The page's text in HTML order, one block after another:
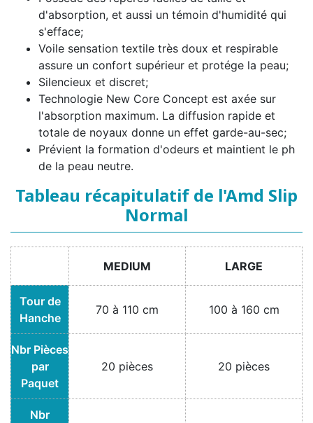
d'absorption, et aussi un témoin d'humidité qui
s'efface;
Voile sensation textile très doux et respirable
assure un confort supérieur et protége la peau;
Silencieux et discret;
Technologie New Core Concept est axée sur
l'absorption maximum. La diffusion rapide et
totale de noyaux donne un effet garde-au-sec;
Prévient la formation d'odeurs et maintient le ph
de la peau neutre.
Tableau récapitulatif de l'Amd Slip
Normal
MEDIUM LARGE
Tour de
Hanche
70 à 110 cm 100 à 160 cm
Nbr Pièces
par
Paquet
20 pièces 20 pièces
Nbr